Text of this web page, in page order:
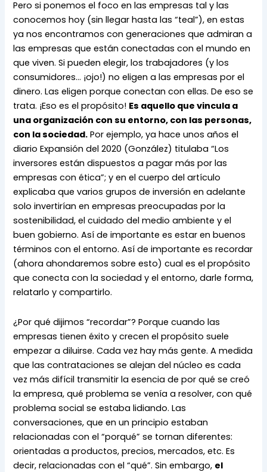
Pero si ponemos el foco en las empresas tal y las
conocemos hoy (sin llegar hasta las “teal”), en estas
ya nos encontramos con generaciones que admiran a
las empresas que están conectadas con el mundo en
que viven. Si pueden elegir, los trabajadores (y los
consumidores… ¡ojo!) no eligen a las empresas por el
dinero. Las eligen porque conectan con ellas. De eso se
trata. ¡Eso es el propósito! Es aquello que vincula a
una organización con su entorno, con las personas,
con la sociedad. Por ejemplo, ya hace unos años el
diario Expansión del 2020 (González) titulaba “Los
inversores están dispuestos a pagar más por las
empresas con ética”; y en el cuerpo del artículo
explicaba que varios grupos de inversión en adelante
solo invertirían en empresas preocupadas por la
sostenibilidad, el cuidado del medio ambiente y el
buen gobierno. Así de importante es estar en buenos
términos con el entorno. Así de importante es recordar
(ahora ahondaremos sobre esto) cual es el propósito
que conecta con la sociedad y el entorno, darle forma,
relatarlo y compartirlo.
¿Por qué dijimos “recordar”? Porque cuando las
empresas tienen éxito y crecen el propósito suele
empezar a diluirse. Cada vez hay más gente. A medida
que las contrataciones se alejan del núcleo es cada
vez más difícil transmitir la esencia de por qué se creó
la empresa, qué problema se venía a resolver, con qué
problema social se estaba lidiando. Las
conversaciones, que en un principio estaban
relacionadas con el “porqué” se tornan diferentes:
orientadas a productos, precios, mercados, etc. Es
decir, relacionadas con el “qué”. Sin embargo, el